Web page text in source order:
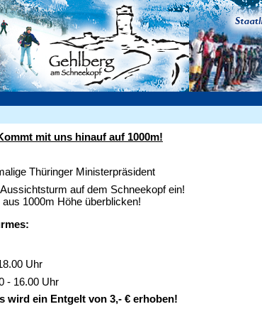
mit uns hinauf auf 1000m!
Thüringer Ministerpräsident
auf dem Schneekopf ein!
1000m Höhe überblicken!
Uhr
- 16.00 Uhr
wird ein Entgelt von 3,- € erhoben!